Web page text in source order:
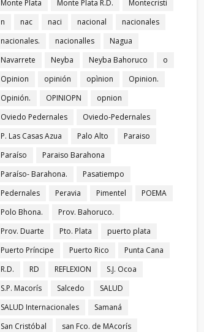
Monte Plata
Monte Plata R.D.
Montecristi
n
nac naci nacional
nacionales
nacionales.
nacionalles
Nagua
Navarrete
Neyba Neyba Bahoruco
o
Opinion
opinión opìnion
Opinion.
Opinión.
OPINIOPN
opnion
Oviedo Pedernales
Oviedo-Pedernales
P. Las Casas Azua
Palo Alto
Paraiso
Paraíso
Paraiso Barahona
Paraíso- Barahona.
Pasatiempo
Pedernales
Peravia Pimentel
POEMA
Polo Bhona.
Prov. Bahoruco.
Prov. Duarte
Pto. Plata
puerto plata
Puerto Príncipe
Puerto Rico
Punta Cana
R.D.
RD REFLEXION
S.J. Ocoa
S.P. Macorís
Salcedo
SALUD
SALUD Internacionales
Samaná
San Cristóbal
san Fco. de MAcorís